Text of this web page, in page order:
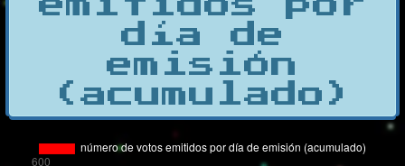
día de
emisión
(acumulado)